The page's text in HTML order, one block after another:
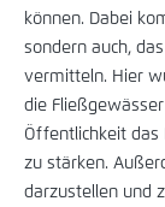
können. Dabei
sondern auch,
vermitteln. Hier
die
Öffentlichkeit
zu stärken.
darzustellen und